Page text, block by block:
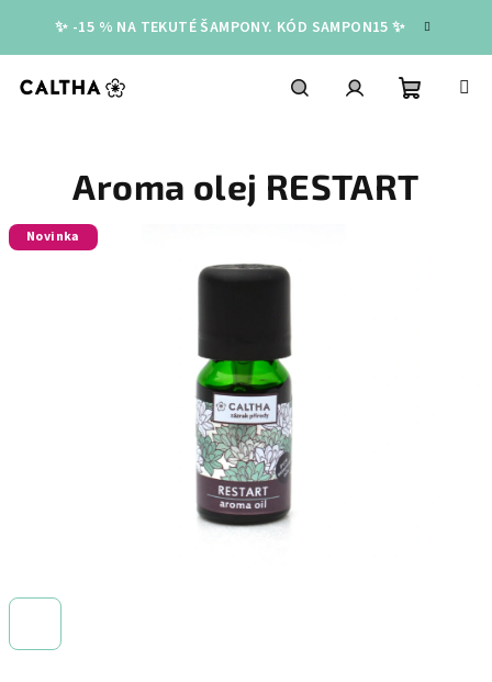
obsah
✨ -15 % NA TEKUTÉ ŠAMPONY. KÓD SAMPON15 ✨
košík
Aroma olej RESTART
Novinka